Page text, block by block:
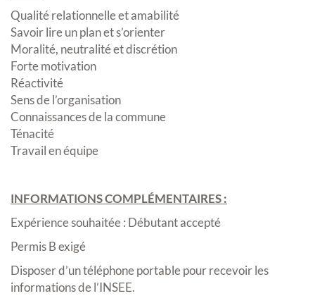
Qualité relationnelle et amabilité
Savoir lire un plan et s’orienter
Moralité, neutralité et discrétion
Forte motivation
Réactivité
Sens de l’organisation
Connaissances de la commune
Ténacité
Travail en équipe
INFORMATIONS COMPLÉMENTAIRES :
Expérience souhaitée : Débutant accepté
Permis B exigé
Disposer d’un téléphone portable pour recevoir les
informations de l’INSEE.